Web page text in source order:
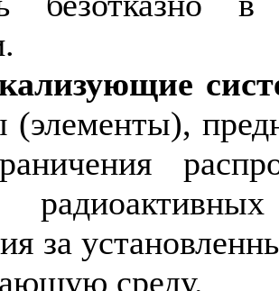
(элементы),
за
среду.